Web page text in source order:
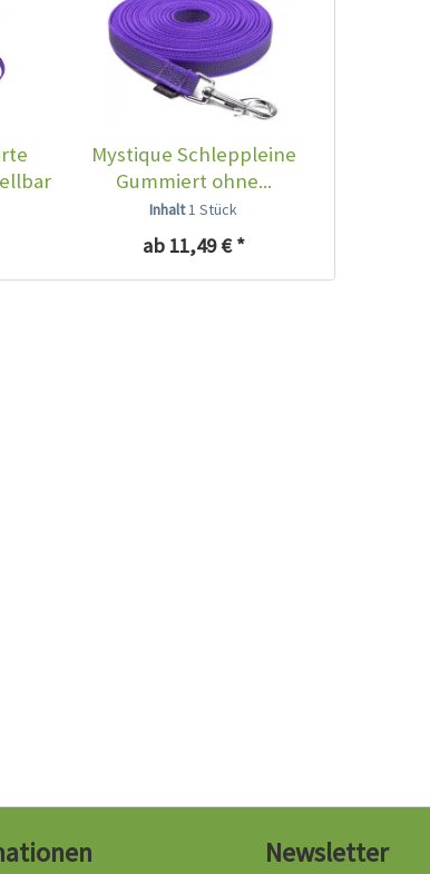
Mystique Schleppleine
Gummiert ohne...
Inhalt1 Stück
ab 11,49 € *
Newsletter